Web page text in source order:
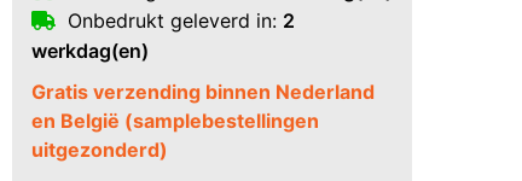
Onbedrukt geleverd in: 2
werkdag(en)
Gratis verzending binnen Nederland
en België (samplebestellingen
uitgezonderd)